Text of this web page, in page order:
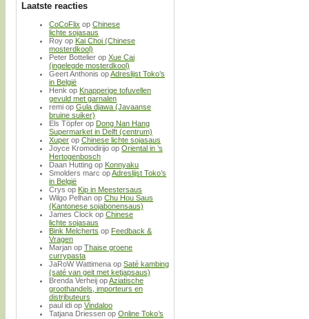
Laatste reacties
CoCoFlix op Chinese
lichte sojasaus
Roy op Kai Choi (Chinese
mosterdkool)
Peter Bottelier op Xue Cai
(ingelegde mosterdkool)
Geert Anthonis opAdreslijst Toko’s
in België
Henk op Knapperige tofuvellen
gevuld met garnalen
remi op Gula djawa (Javaanse
bruine suiker)
Els Töpfer op Dong Nan Hang
Supermarket in Delft (centrum)
Xuper op Chinese lichte sojasaus
Joyce Kromodirijo op Oriental in ’s
Hertogenbosch
Daan Hutting op Konnyaku
Smolders marc opAdreslijst Toko’s
in België
Crys op Kip in Meestersaus
Wilgo Pelhan op Chu Hou Saus
(Kantonese sojabonensaus)
James Clock op Chinese
lichte sojasaus
Bink Melcherts op Feedback &
Vragen
Marjan op Thaise groene
currypasta
JaRoW Wattimena op Saté kambing
(saté van geit met ketjapsaus)
Brenda Verheij opAziatische
groothandels, importeurs en
distributeurs
paul idi op Vindaloo
Tatjana Driessen op Online Toko’s